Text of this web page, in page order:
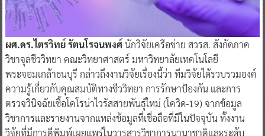
ผศ.ดร.ไตรวิทย์ รัตนโรจนพงศ์นักวิจัยเครือข่าย สวรส. สังกัดภาค
วิชาจุลชีววิทยา คณะวิทยาศาสตร์ มหาวิทยาลัยเทคโนโลยี
พระจอมเกล้าธนบุรี กล่าวถึงงานวิจัยเรื่องนี้ว่า ทีมวิจัยได้รวบรวมองค์
ความรู้เกี่ยวกับคุณสมบัติทางชีววิทยา การรักษาป้องกัน และการ
ตรวจวินิจฉัยเชื้อโคโรน่าไวรัสสายพันธุ์ใหม่ (โควิด-19) จากข้อมูล
วิชาการและรายงานจากแหล่งข้อมูลที่เชื่อถือที่มีในปัจจุบัน ทั้งงาน
วิจัยที่มีการตีพิมพ์เผยแพร่ในวารสารวิชาการนานาชาติและระดับ